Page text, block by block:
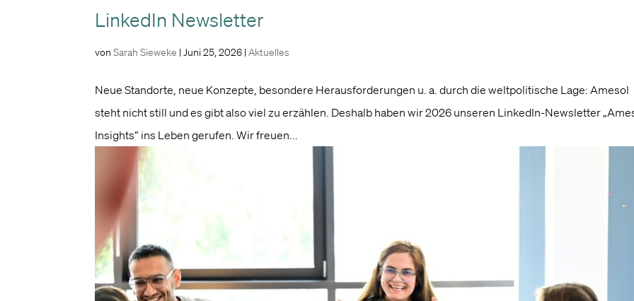
LinkedIn Newsletter
vonSarah Sieweke |Juni 25, 2026 |Aktuelles
Neue Standorte, neue Konzepte, besondere Herausforderungen u. a. durch die weltpolitische Lage: Amesol
steht nicht still und es gibt also viel zu erzählen. Deshalb haben wir 2026 unseren LinkedIn-Newsletter
Insights“ ins Leben gerufen. Wir freuen...